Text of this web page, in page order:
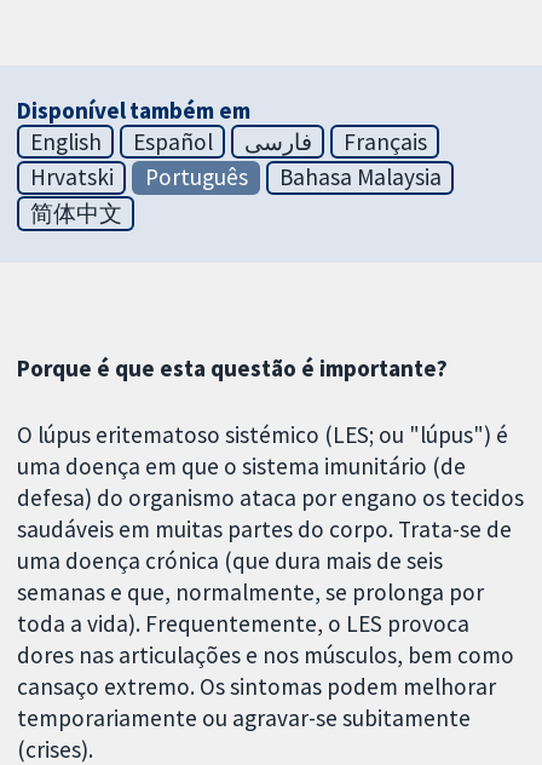
Disponível também em
English
Español فارسی
Français
Hrvatski
Português
Bahasa Malaysia
简体中文
Porque é que esta questão é importante?
O lúpus eritematoso sistémico (LES; ou "lúpus") é
uma doença em que o sistema imunitário (de
defesa) do organismo ataca por engano os tecidos
saudáveis em muitas partes do corpo. Trata-se de
uma doença crónica (que dura mais de seis
semanas e que, normalmente, se prolonga por
toda a vida). Frequentemente, o LES provoca
dores nas articulações e nos músculos, bem como
cansaço extremo. Os sintomas podem melhorar
temporariamente ou agravar-se subitamente
(crises).